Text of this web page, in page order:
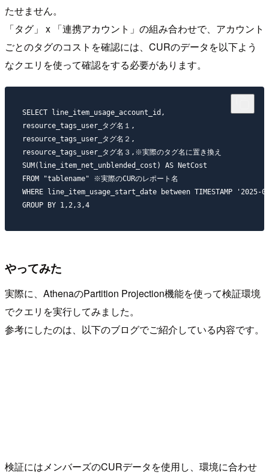
たせません。
「タグ」 x 「連携アカウント」の組み合わせで、アカウント
ごとのタグのコストを確認には、CURのデータを以下よう
なクエリを使って確認をする必要があります。
SELECT line_item_usage_account_id,
resource_tags_user_タグ名１,
resource_tags_user_タグ名２,
resource_tags_user_タグ名３,※実際のタグ名に置き換え
SUM(line_item_net_unblended_cost) AS NetCost
FROM "tablename" ※実際のCURのレポート名
WHERE line_item_usage_start_date between TIMESTAMP
GROUP BY 1,2,3,4
やってみた
実際に、AthenaのPartition Projection機能を使って検証環境
でクエリを実行してみました。
参考にしたのは、以下のブログでご紹介している内容です。
検証にはメンバーズのCURデータを使用し、環境に合わせ